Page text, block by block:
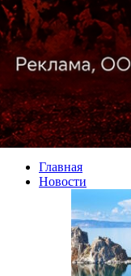
Главная
Новости